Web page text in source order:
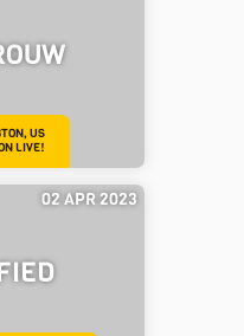
US
LIVE!
02 APR 2023